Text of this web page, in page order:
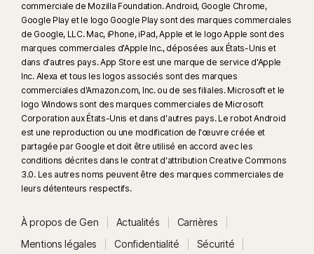
commerciale de Mozilla Foundation. Android, Google Chrome,
Google Play et le logo Google Play sont des marques commerciales
de Google, LLC. Mac, iPhone, iPad, Apple et le logo Apple sont des
marques commerciales d'Apple Inc., déposées aux États-Unis et
dans d'autres pays. App Store est une marque de service d'Apple
Inc. Alexa et tous les logos associés sont des marques
commerciales d'Amazon.com, Inc. ou de ses filiales. Microsoft et le
logo Windows sont des marques commerciales de Microsoft
Corporation aux États-Unis et dans d'autres pays. Le robot Android
est une reproduction ou une modification de l'œuvre créée et
partagée par Google et doit être utilisé en accord avec les
conditions décrites dans le contrat d'attribution Creative Commons
3.0. Les autres noms peuvent être des marques commerciales de
leurs détenteurs respectifs.
À propos de Gen Actualités
Carrières
Mentions légales
Confidentialité
Sécurité